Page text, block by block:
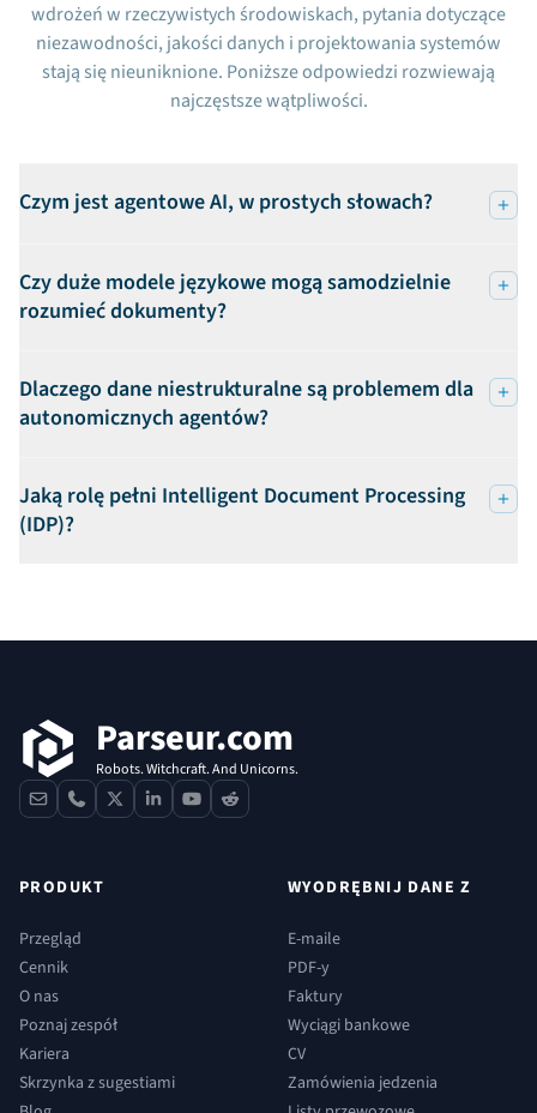
wdrożeń w rzeczywistych środowiskach, pytania dotyczące
niezawodności, jakości danych i projektowania systemów
stają się nieuniknione. Poniższe odpowiedzi rozwiewają
najczęstsze wątpliwości.
Czym jest agentowe AI, w prostych słowach?
Czy duże modele językowe mogą samodzielnie
rozumieć dokumenty?
Dlaczego dane niestrukturalne są problemem dla
autonomicznych agentów?
Jaką rolę pełni Intelligent Document Processing
(IDP)?
Parseur.com
Robots. Witchcraft. And Unicorns.
contactphone
x linkedinyoutube
reddit
PRODUKT
Przegląd
Cennik
O nas
Poznaj zespół
Kariera
Skrzynka z sugestiami
WYODRĘBNIJ DANE Z
E-maile
PDF-y
Faktury
Wyciągi bankowe
CV
Zamówienia jedzenia